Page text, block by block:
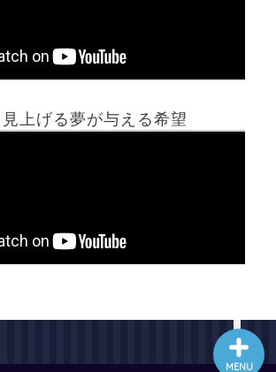
上げる夢が与える希望
MENU
ホーム
最新記事動画